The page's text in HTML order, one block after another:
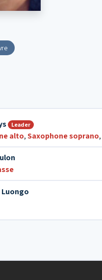
Leader
alto,Saxophone soprano,